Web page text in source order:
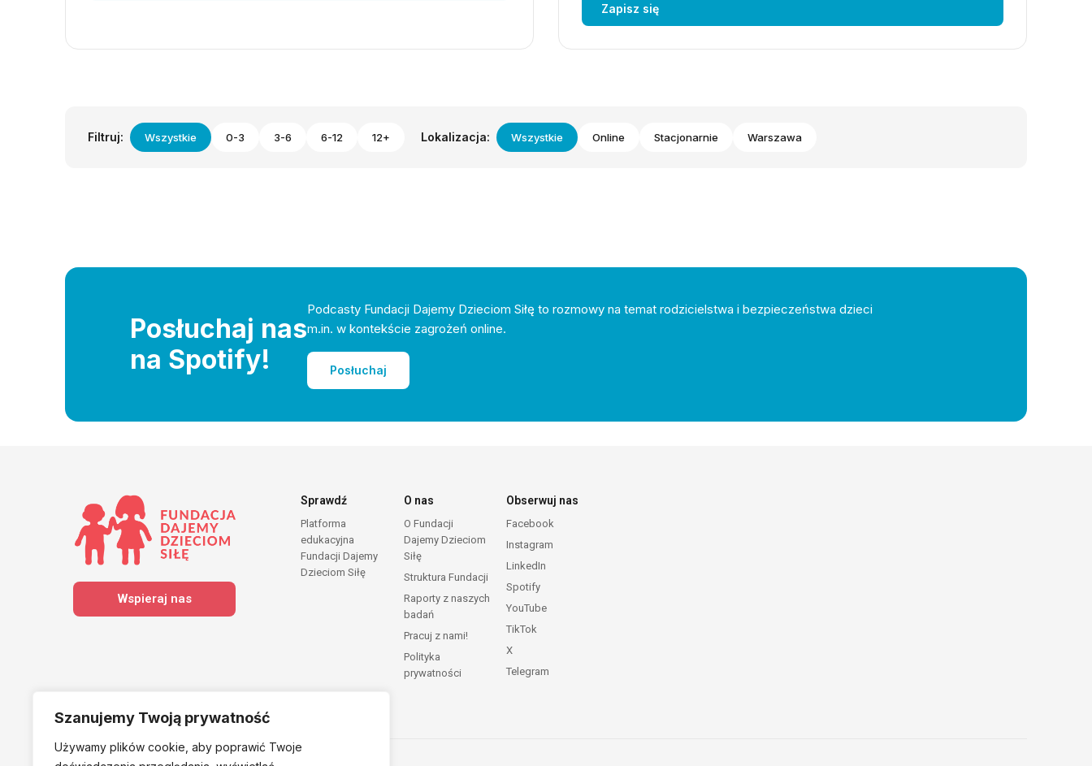
Szanujemy Twoją prywatność
Używamy plików cookie, aby poprawić Twoje
Zapisz się
Filtruj: Wszystkie 0-3 3-6 6-12 12+ Lokalizacja: Wszystkie Online Stacjonarnie Warszawa
Posłuchaj nas
na Spotify!
Podcasty Fundacji Dajemy Dzieciom Siłę to rozmowy na temat rodzicielstwa i bezpieczeństwa dzieci
m.in. w kontekście zagrożeń online.
Posłuchaj
Wspieraj nas
Sprawdź
Platforma
edukacyjna
Fundacji Dajemy
Dzieciom Siłę
O nas
O Fundacji
Dajemy Dzieciom
Siłę
Struktura Fundacji
Raporty z naszych
badań
Pracuj z nami!
Polityka
prywatności
Obserwuj nas
Facebook
Instagram
LinkedIn
Spotify
YouTube
TikTok
X
Telegram
Należymy do